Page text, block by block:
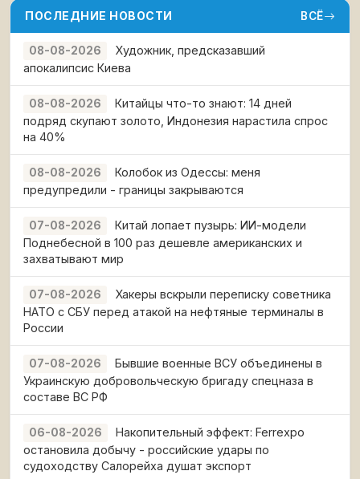
ПОСЛЕДНИЕ НОВОСТИ ВСЁ
08-08-2026
Художник, предсказавший
апокалипсис Киева
08-08-2026
Китайцы что-то знают: 14 дней
подряд скупают золото, Индонезия нарастила спрос
на 40%
08-08-2026
Колобок из Одессы: меня
предупредили - границы закрываются
07-08-2026
Китай лопает пузырь: ИИ-модели
Поднебесной в 100 раз дешевле американских и
захватывают мир
07-08-2026
Хакеры вскрыли переписку советника
НАТО с СБУ перед атакой на нефтяные терминалы в
России
07-08-2026
Бывшие военные ВСУ объединены в
Украинскую добровольческую бригаду спецназа в
составе ВС РФ
06-08-2026
Накопительный эффект: Ferrexpo
остановила добычу - российские удары по
судоходству Салорейха душат экспорт